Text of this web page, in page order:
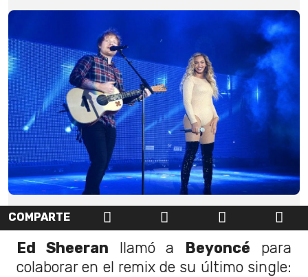
COMPARTE
Ed Sheeran llamó a Beyoncé para
colaborar en el remix de su último single: